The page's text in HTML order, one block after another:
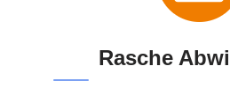
Rasche